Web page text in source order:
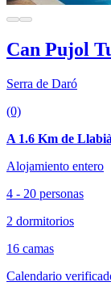
Can Pujol
Serra de Daró
(0)
A 1.6 Km de
Alojamiento entero
4 - 20 personas
2 dormitorios
16 camas
Calendario